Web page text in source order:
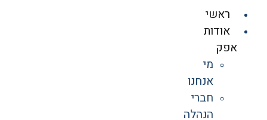
ראשי
אודות
אפק
מי
אנחנו
חברי
הנהלה